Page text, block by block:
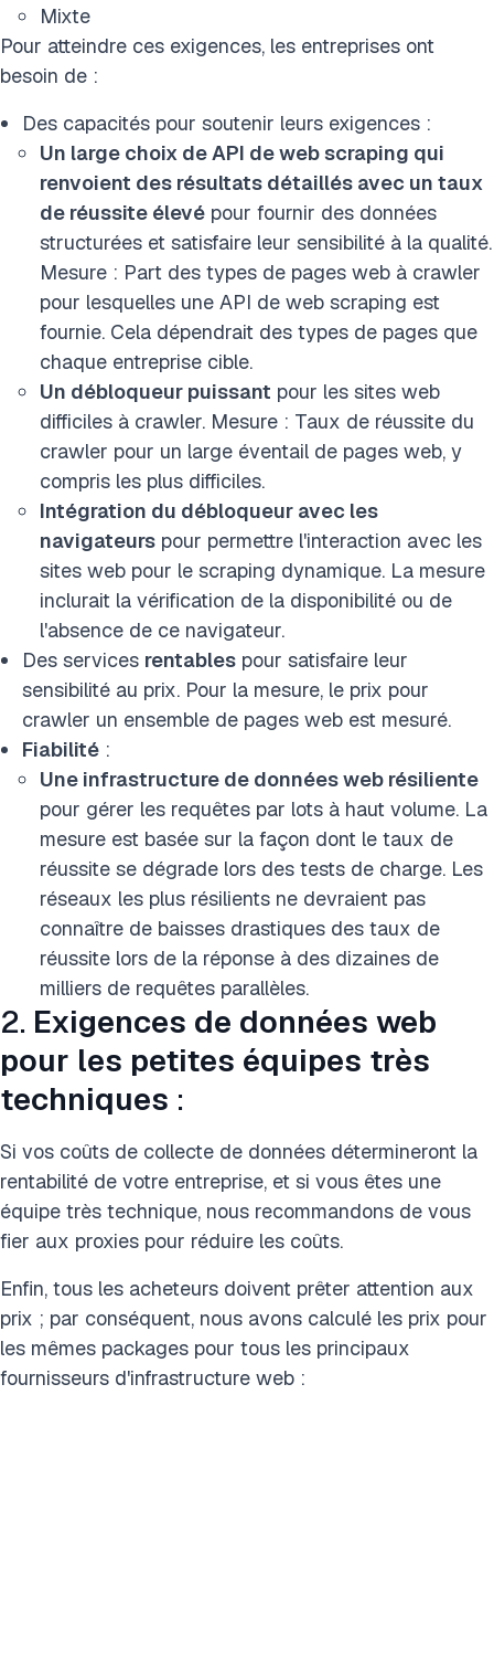
Mixte
Pour atteindre ces exigences, les entreprises ont
besoin de :
Des capacités pour soutenir leurs exigences :
Un large choix de API de web scraping qui
renvoient des résultats détaillés avec un taux
de réussite élevé pour fournir des données
structurées et satisfaire leur sensibilité à la qualité.
Mesure : Part des types de pages web à crawler
pour lesquelles une API de web scraping est
fournie. Cela dépendrait des types de pages que
chaque entreprise cible.
Un débloqueur puissant pour les sites web
difficiles à crawler. Mesure : Taux de réussite du
crawler pour un large éventail de pages web, y
compris les plus difficiles.
Intégration du débloqueur avec les
navigateurs pour permettre l'interaction avec les
sites web pour le scraping dynamique. La mesure
inclurait la vérification de la disponibilité ou de
l'absence de ce navigateur.
Des services rentables pour satisfaire leur
sensibilité au prix. Pour la mesure, le prix pour
crawler un ensemble de pages web est mesuré.
Fiabilité :
Une infrastructure de données web résiliente
pour gérer les requêtes par lots à haut volume. La
mesure est basée sur la façon dont le taux de
réussite se dégrade lors des tests de charge. Les
réseaux les plus résilients ne devraient pas
connaître de baisses drastiques des taux de
réussite lors de la réponse à des dizaines de
milliers de requêtes parallèles.
2. Exigences de données web
pour les petites équipes très
techniques :
Si vos coûts de collecte de données détermineront la
rentabilité de votre entreprise, et si vous êtes une
équipe très technique, nous recommandons de vous
fier aux proxies pour réduire les coûts.
Enfin, tous les acheteurs doivent prêter attention aux
prix ; par conséquent, nous avons calculé les prix pour
les mêmes packages pour tous les principaux
fournisseurs d'infrastructure web :